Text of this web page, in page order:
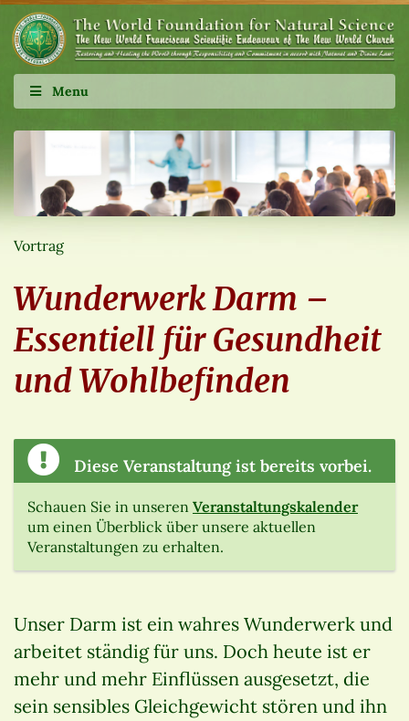
Menu
Vortrag
Wunderwerk Darm –
Essentiell für Gesundheit
und Wohlbefinden
Diese Veranstaltung ist bereits vorbei.
Schauen Sie in unseren Veranstaltungskalender
um einen Überblick über unsere aktuellen
Veranstaltungen zu erhalten.
Unser Darm ist ein wahres Wunderwerk und
arbeitet ständig für uns. Doch heute ist er
mehr und mehr Einflüssen ausgesetzt, die
sein sensibles Gleichgewicht stören und ihn